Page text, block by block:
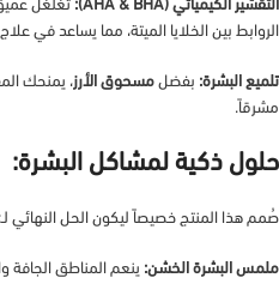
التقشير الكيميائي (AHA & BHA):
تغلغل
الروابط بين الخلايا الميتة، مما يساعد في
تلميع البشرة: بفضل مسحوق الأرز، يمنحك
مشرقاً.
حلول ذكية لمشاكل البشرة:
صُمم هذا المنتج خصيصاً ليكون الحل النهائي لـ:
ملمس البشرة الخشن: ينعم المناطق الجافة